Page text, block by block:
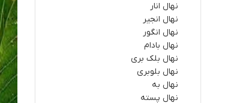
نهال انار
نهال انجیر
نهال انگور
نهال بادام
نهال بلک بری
نهال بلوبری
نهال به
نهال پسته